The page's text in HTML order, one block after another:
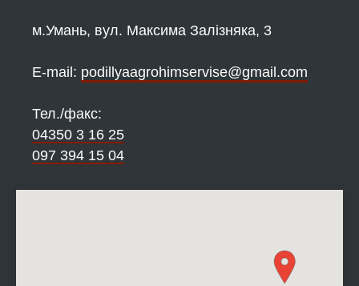
м.Умань, вул. Максима Залізняка, 3
Е-mail: podillyaagrohimservise@gmail.com
Тел./факс:
04350 3 16 25
097 394 15 04